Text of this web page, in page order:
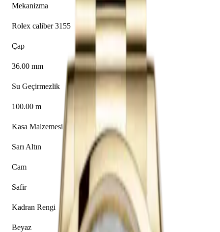
Mekanizma
Rolex caliber 3155
Çap
36.00 mm
Su Geçirmezlik
100.00 m
Kasa Malzemesi
Sarı Altın
Cam
Safir
Kadran Rengi
Beyaz